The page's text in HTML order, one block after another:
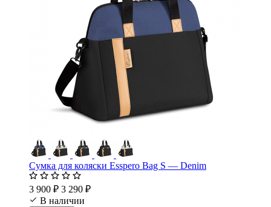
Сумка для коляски Esspero Bag S — Denim
3 900 ₽ 3 290 ₽
В наличии